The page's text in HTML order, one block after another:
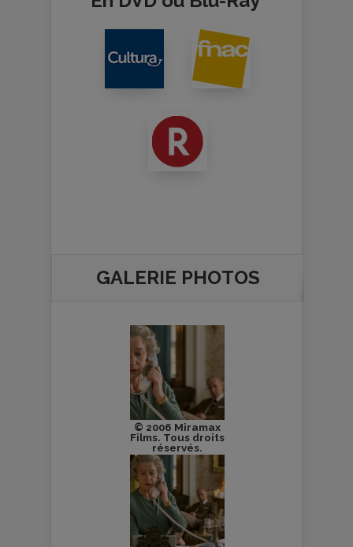
GALERIE PHOTOS
© 2006 Miramax
Films. Tous droits
réservés.